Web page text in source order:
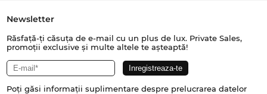
Newsletter
Răsfață-ți căsuța de e-mail cu un plus de lux. Private Sales,
promoții exclusive și multe altele te așteaptă!
Poți găsi informații suplimentare despre prelucrarea datelor